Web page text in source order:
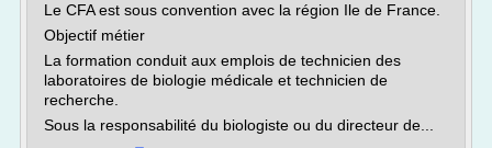
Le CFA est sous convention avec la région Ile de France.
Objectif métier
La formation conduit aux emplois de technicien des
laboratoires de biologie médicale et technicien de
recherche.
Sous la responsabilité du biologiste ou du directeur de...